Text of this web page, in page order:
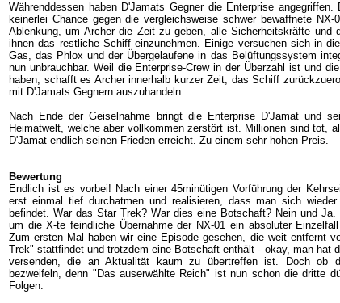
Währenddessen haben D'Jamats Gegner die Enterprise
keinerlei Chance gegen die vergleichsweise schwer bewaffnete
Ablenkung, um Archer die Zeit zu geben, alle Sicherheitskräfte und
ihnen das restliche Schiff einzunehmen. Einige versuchen sich in
Gas, das Phlox und der Übergelaufene in das Belüftungssystem
nun unbrauchbar. Weil die Enterprise-Crew in der Überzahl ist und
haben, schafft es Archer innerhalb kurzer Zeit, das Schiff
mit D'Jamats Gegnern auszuhandeln...
Nach Ende der Geiselnahme bringt die Enterprise D'Jamat und
Heimatwelt, welche aber vollkommen zerstört ist. Millionen sind tot,
D'Jamat endlich seinen Frieden erreicht. Zu einem sehr hohen Preis.
Bewertung
Endlich ist es vorbei! Nach einer 45minütigen Vorführung der
erst einmal tief durchatmen und realisieren, dass man sich
befindet. War das Star Trek? War dies eine Botschaft? Nein und
um die X-te feindliche Übernahme der NX-01 ein absoluter
Zum ersten Mal haben wir eine Episode gesehen, die weit entfernt
Trek" stattfindet und trotzdem eine Botschaft enthält - okay, man hat
versenden, die an Aktualität kaum zu übertreffen ist. Doch ob
bezweifeln, denn "Das auserwählte Reich" ist nun schon die dritte
Folgen.